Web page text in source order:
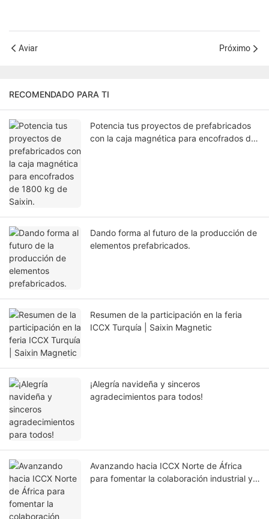
Aviar Próximo
RECOMENDADO PARA TI
Potencia tus proyectos de prefabricados
con la caja magnética para encofrados de
Dando forma al futuro de la producción de
elementos prefabricados.
Resumen de la participación en la feria
ICCX Turquía | Saixin Magnetic
¡Alegría navideña y sinceros
agradecimientos para todos!
Avanzando hacia ICCX Norte de África
para fomentar la colaboración industrial y